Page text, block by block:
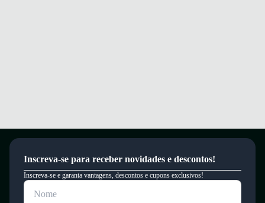
Inscreva-se para receber novidades e descontos!
Inscreva-se e garanta vantagens, descontos e cupons exclusivos!